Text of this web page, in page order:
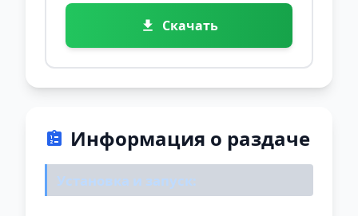
Скачать
Информация о раздаче
Установка и запуск: